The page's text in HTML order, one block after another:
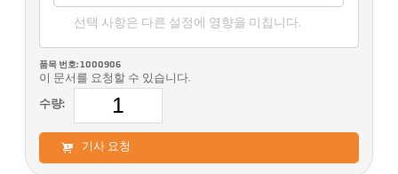
선택 사항은 다른 설정에 영향을 미칩니다.
품목 번호: 1000906
이 문서를 요청할 수 있습니다.
수량:
기사 요청